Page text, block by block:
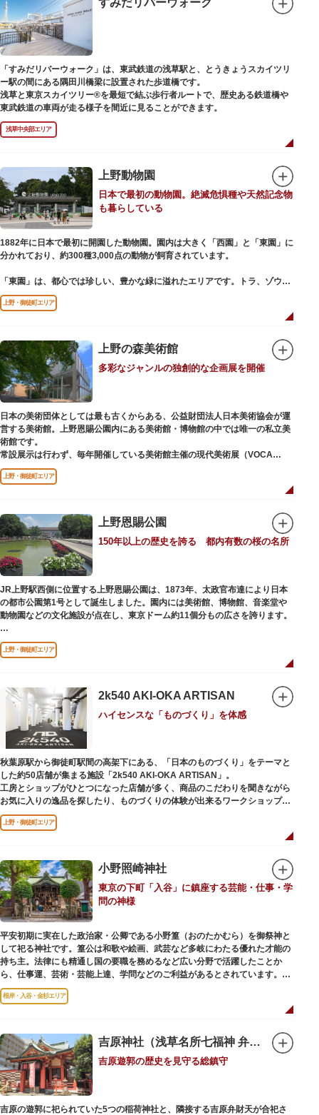
ご本尊である辯才天は、音楽と芸能の守り神として広く信仰され、
「辯”財”天」とも書くことから、金運上昇といったご利益もあると言われて
います。辯才天は琵琶を持った姿で知られていますが、不忍池辯天堂の辯才
天は、8本の腕に煩悩を破壊する武器をお持ちになっている「八臂辯才天
（はっぴべんざいてん）」。9月に行われる「巳成金（みなるかね）大祭」
で目にすることができます。
不忍池辯天堂には、豊臣秀吉公が大切にしていたという伝説のある、谷中七
福神とは別の「大黒天」も祀られています。
「すみだリバーウォーク」は、東武鉄道の浅草駅と、とうきょうスカイツリ
ー駅の間にある隅田川橋梁に設置された歩道橋です。
浅草と東京スカイツリー®を最短で結ぶ歩行者ルートで、歴史ある鉄道橋や
東武鉄道の車両が走る様子を間近に見ることができます。
浅草中央部エリア
上野動物園
日本で最初の動物園。絶滅危惧種や天然記念物
も暮らしている
1882年に日本で最初に開園した動物園。園内は大きく「西園」と「東園」に
分かれており、約300種3,000点の動物が飼育されています。
「東園」は、都心では珍しい、豊かな緑に溢れたエリアです。トラ、ゾウな
どが住む森エリアや、ホッキョクグマやアザラシが住む海エリアでは、水浴
びなど迫力あるシーンが目撃できることもあります。国指定重要文化財の
一方「西園」は、蓮の名所としても知られる風光明媚な「不忍池」のほとり
に位置する区域。キリンやサイなどの人気動物をはじめ、アイアイや“動か
ない鳥”として話題のハシビロコウなどユニークな種も見られます。
子ども動物園「すてっぷ」では、小動物を間近で観察することを通じて、命
の大切さや生きものの魅力が学べる体験プログラムが実施されています。
歩き疲れたり、お腹が空いてきたら、園内にいくつかあるフードショップで
休憩しましょう。それぞれのお店で、動物たちをモチーフにした可愛いフー
ドやスイーツが食べられます。オリジナルグッズを取り扱うギフトショップ
も必見です。
上野・御徒町エリア
上野の森美術館
多彩なジャンルの独創的な企画展を開催
日本の美術団体としては最も古くからある、公益財団法人日本美術協会が運
営する美術館。上野恩賜公園内にある美術館・博物館の中では唯一の私立美
術館です。
常設展示は行わず、毎年開催している美術館主催の現代美術展（VOCA
展）、公募展（上野の森美術館大賞展、日本の自然を描く展）のほか、マン
ガから書展にいたるまで定期的に多彩なジャンルの独創的な企画展を開催し
別館の1階には、小企画展などの開催もできる上野の森美術館ギャラリー、
そして、3階には上野の森アートスクールが設置され、初心者から熟練者を
対象とした油彩・アクリル、水彩、日本画のクラスや、週末に受講できる単
発講座などを開催しています。
上野・御徒町エリア
上野恩賜公園
150年以上の歴史を誇る 都内有数の桜の名所
JR上野駅西側に位置する上野恩賜公園は、1873年、太政官布達により日本
の都市公園第1号として誕生しました。園内には美術館、博物館、音楽堂や
動物園などの文化施設が点在し、東京ドーム約11個分もの広さを誇ります。
ソメイヨシノやヤマザクラなど約1,200本の桜が植えられた園内は、桜の名
所としても有名。シーズンにはライトアップされた夜桜が一層風情を添え、
例年延べ330万人近い人出となります。不忍池（しのばずのいけ）は江戸時
ので、バードウォッチングを楽しむ人の姿も見られるスポットです。
美術館や博物館で国内外の芸術作品や文化・自然科学に触れたり、歴史の薫
りを感じながら史跡巡りを楽しんではいかがでしょうか。1日では見てまわ
りきれないほどの魅力にあふれた公園です。
上野・御徒町エリア
2k540 AKI-OKA ARTISAN
ハイセンスな「ものづくり」を体感
秋葉原駅から御徒町駅間の高架下にある、「日本のものづくり」をテーマと
した約50店舗が集まる施設「2k540 AKI-OKA ARTISAN」。
工房とショップがひとつになった店舗が多く、商品のこだわりを聞きながら
お気に入りの逸品を探したり、ものづくりの体験が出来るワークショップに
参加して自分だけのオリジナル商品を作ったり、クリエイターと直接コミュ
ニケーションをとりながらのショッピングが楽しめます。飲食店もあるので
ないぬくもりと、新しいデザインの商品に出会うことができます。
名前の由来は、東京駅から2k540m付近にあることから「2k540」、秋葉原
駅（AKIHABARA）と御徒町駅（OKACHIMACHI）の間にあるという造語
「AKI-OKA」、フランス語で「職人」を意味する「ARTISAN」を組み合わ
せたもの。
施設周辺は、江戸の文化を伝える伝統工芸職人の街だったという背景もあ
り、現在もジュエリーや皮製品を扱うお店が多く、高いセンスとクオリティ
をもった店舗が集結しています。
上野・御徒町エリア
小野照崎神社
東京の下町「入谷」に鎮座する芸能・仕事・学
問の神様
平安初期に実在した政治家・公卿である小野篁（おのたかむら）を御祭神と
して祀る神社です。篁公は和歌や絵画、武芸など多岐にわたる優れた才能の
持ち主。法律にも精通し国の要職を務めるなど広い分野で活躍したことか
ら、仕事運、芸術・芸能上達、学問などのご利益があるとされています。
境内には、国の重要有形民俗文化財であるミニチュアの富士山「富士塚」
や、日本三大に数えられる「庚申塚」、昭和を代表する囲碁棋士・藤沢秀行
印は、うっとりするほど美しいデザインで人気を博しています。
江戸後期には、学問の神様である菅原道真公も回向院より遷され、境内にあ
る末社を含めて15柱もの神様が祀られています。俳優の渥美清が願をかけた
神社としても知られ、映画「男はつらいよ」で寅さんが首にかけているお守
りは、ここ小野照崎神社のものです。
根岸・入谷・金杉エリア
吉原神社（浅草名所七福神 弁財天）
吉原遊郭の歴史を見守る総鎮守
吉原の遊郭に祀られていた5つの稲荷神社と、隣接する吉原弁財天が合祀さ